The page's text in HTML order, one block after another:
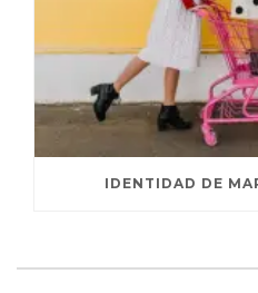
IDENTIDAD DE